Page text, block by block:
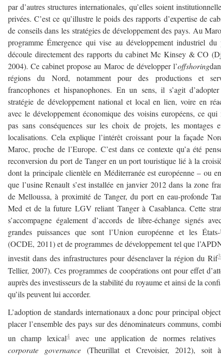
par d’autres structures internationales, qu’elles soient
privées. C’est ce qu’illustre le poids des rapports d’expertise de
de conseils dans les stratégies de développement des pays. Au
programme Émergence qui vise au développement industriel du
découle directement des rapports du cabinet Mc Kinsey & CO
2004). Ce cabinet propose au Maroc de développer l’offshoring
régions du Nord, notamment pour des productions et
francophones et hispanophones. En un sens, il s’agit
stratégie de développement national et local en lien, voire en
avec le développement économique des voisins européens, ce qui
pas sans conséquences sur les choix de projets, les montages
localisations. Cela explique l’intérêt croissant pour la façade
Maroc, proche de l’Europe. C’est dans ce contexte qu’a été
reconversion du port de Tanger en un port touristique lié à la
dont la principale clientèle en Méditerranée est européenne – ou
que l’usine Renault s’est installée en janvier 2012 dans la zone
de Melloussa, à proximité de Tanger, du port en eau-profonde
Med et de la future LGV reliant Tanger à Casablanca. Cette
s’accompagne également d’accords de libre-échange signés
grandes puissances que sont l’Union européenne et les
(OCDE, 2011) et de programmes de développement tel que
investit dans des infrastructures pour désenclaver la région du Rif3
Tellier, 2007). Ces programmes de coopérations ont pour effet
auprès des investisseurs de la stabilité du royaume et ainsi de la
qu’ils peuvent lui accorder.
L’adoption de standards internationaux a donc pour principal
placer l’ensemble des pays sur des dénominateurs communs,
un champ lexical4avec une application de normes
corporate governance (Theurillat et Crevoisier, 2012), soit